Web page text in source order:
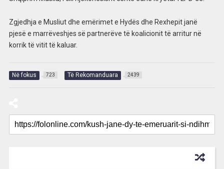
Zgjedhja e Musliut dhe emërimet e Hydës dhe Rexhepit janë
pjesë e marrëveshjes së partnerëve të koalicionit të arritur në
korrik të vitit të kaluar.
Në fokus 723 Të Rekomanduara 2439